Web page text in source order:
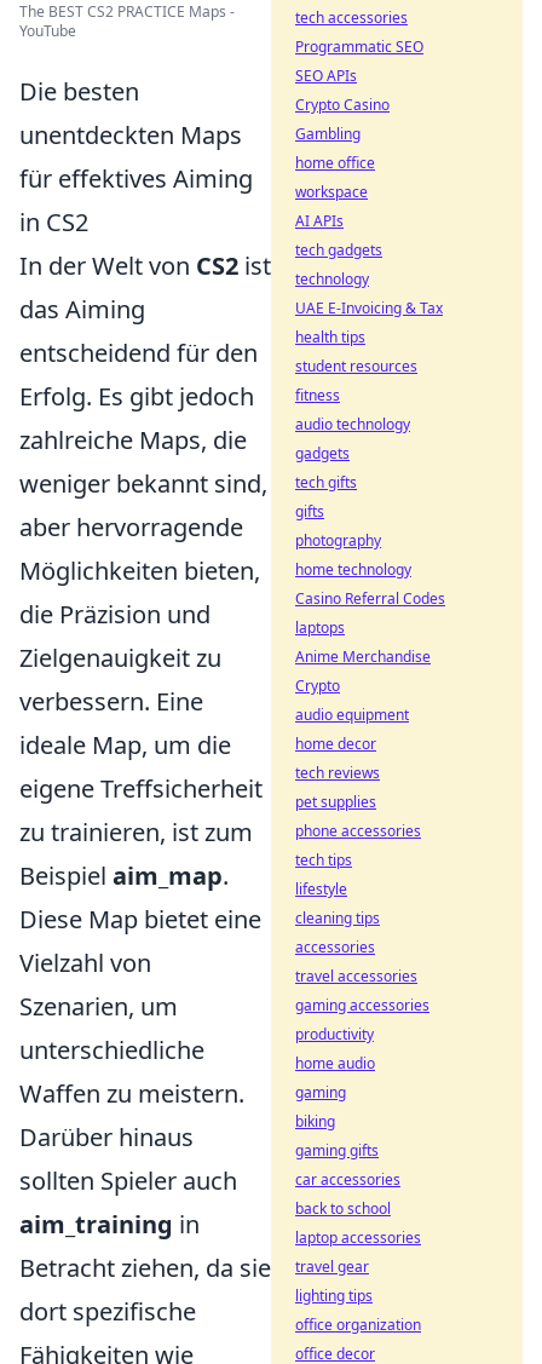
The BEST CS2 PRACTICE Maps -
YouTube
Die besten
unentdeckten Maps
für effektives Aiming
in CS2
In der Welt von CS2 ist
das Aiming
entscheidend für den
Erfolg. Es gibt jedoch
zahlreiche Maps, die
weniger bekannt sind,
aber hervorragende
Möglichkeiten bieten,
die Präzision und
Zielgenauigkeit zu
verbessern. Eine
ideale Map, um die
eigene Treffsicherheit
zu trainieren, ist zum
Beispiel aim_map.
Diese Map bietet eine
Vielzahl von
Szenarien, um
unterschiedliche
Waffen zu meistern.
Darüber hinaus
sollten Spieler auch
aim_training in
Betracht ziehen, da sie
dort spezifische
Fähigkeiten wie
tech accessories
Programmatic SEO
SEO APIs
Crypto Casino
Gambling
home office
workspace
AI APIs
tech gadgets
technology
UAE E-Invoicing & Tax
health tips
student resources
fitness
audio technology
gadgets
tech gifts
gifts
photography
home technology
Casino Referral Codes
laptops
Anime Merchandise
Crypto
audio equipment
home decor
tech reviews
pet supplies
phone accessories
tech tips
lifestyle
cleaning tips
accessories
travel accessories
gaming accessories
productivity
home audio
gaming
biking
gaming gifts
car accessories
back to school
laptop accessories
travel gear
lighting tips
office organization
office decor